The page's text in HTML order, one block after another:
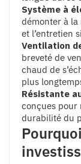
Système à
démonter à
et l’entretien
Ventilation
breveté de
chaud de
plus
Résistante
conçues pour
durabilité du